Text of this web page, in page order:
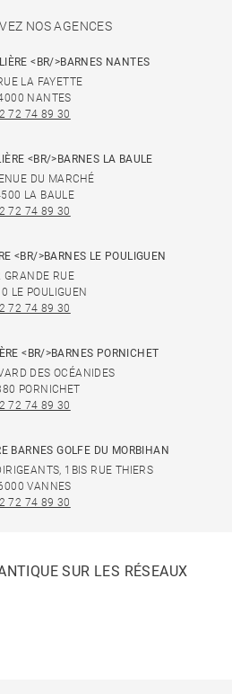
NOS AGENCES
<BR/>BARNES NANTES
LA FAYETTE
NANTES
72 74 89 30
<BR/>BARNES LA BAULE
DU MARCHÉ
LA BAULE
72 74 89 30
<BR/>BARNES LE POULIGUEN
GRANDE RUE
LE POULIGUEN
72 74 89 30
<BR/>BARNES PORNICHET
DES OCÉANIDES
PORNICHET
72 74 89 30
BARNES GOLFE DU MORBIHAN
1BIS RUE THIERS
VANNES
72 74 89 30
SUR LES RÉSEAUX